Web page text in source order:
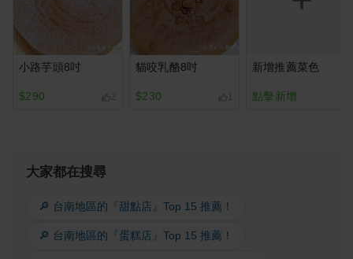
小路芋頭8吋
$290 2
貓咬乳酪8吋
$230
新增推薦菜色
點擊新增
大家都在搜尋
🔎 台南地區的『甜點店』Top 15 推薦！
🔎 台南地區的『蛋糕店』Top 15 推薦！